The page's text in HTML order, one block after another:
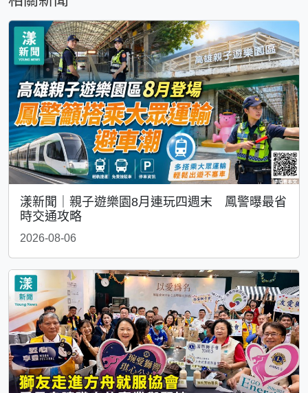
漾新聞｜親子遊樂園8月連玩四週末 鳳警曝最省
時交通攻略
2026-08-06